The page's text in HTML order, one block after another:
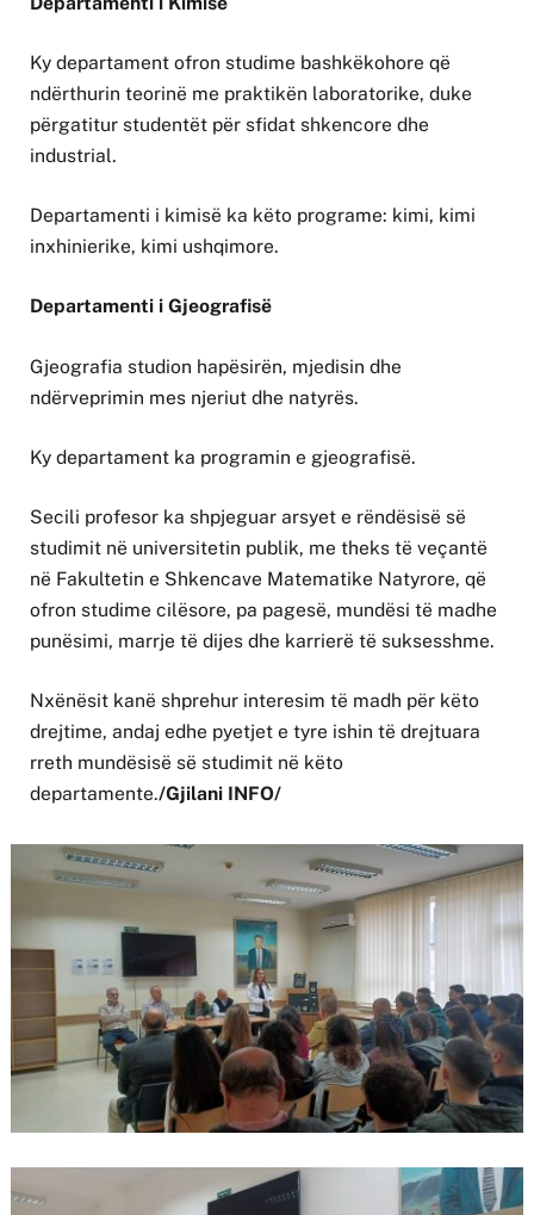
Ky departament ofron studime bashkëkohore që
ndërthurin teorinë me praktikën laboratorike, duke
përgatitur studentët për sfidat shkencore dhe
industrial.
Departamenti i kimisë ka këto programe: kimi, kimi
inxhinierike, kimi ushqimore.
Departamenti i Gjeografisë
Gjeografia studion hapësirën, mjedisin dhe
ndërveprimin mes njeriut dhe natyrës.
Ky departament ka programin e gjeografisë.
Secili profesor ka shpjeguar arsyet e rëndësisë së
studimit në universitetin publik, me theks të veçantë
në Fakultetin e Shkencave Matematike Natyrore, që
ofron studime cilësore, pa pagesë, mundësi të madhe
punësimi, marrje të dijes dhe karrierë të suksesshme.
Nxënësit kanë shprehur interesim të madh për këto
drejtime, andaj edhe pyetjet e tyre ishin të drejtuara
rreth mundësisë së studimit në këto
departamente./Gjilani INFO/